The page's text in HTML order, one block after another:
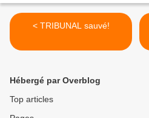
< TRIBUNAL sauvé!
Hébergé par Overblog
Top articles